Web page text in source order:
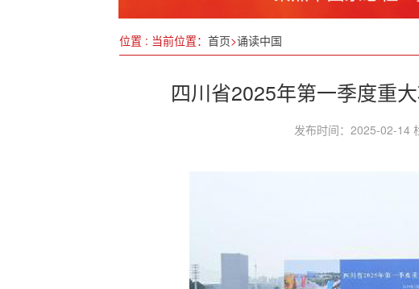
广西南宁五象新区:“三证齐发”擦亮营商环境 亮出金
加快建设农业强国（全面推进乡村振兴）
位置 : 当前位置： 首页>诵读中国
四川省2025年第一季度重
发布时间：2025-02-14